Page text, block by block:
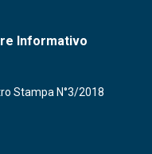
Informativo
Stampa N°3/2018